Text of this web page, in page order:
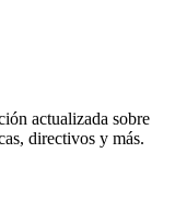
actualizada sobre
directivos y más.